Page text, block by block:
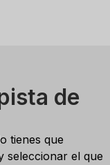
de
tienes que
seleccionar el que